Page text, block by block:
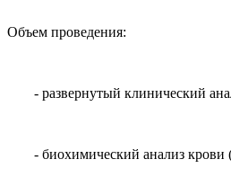
Объем проведения:
- развернутый клинический
- биохимический анализ крови